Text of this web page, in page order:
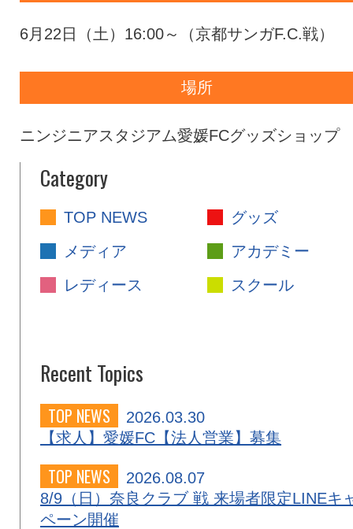
6月22日（土）16:00～（京都サンガF.C.戦）
場所
ニンジニアスタジアム愛媛FCグッズショップ
Category
TOP NEWS
グッズ
メディア
アカデミー
レディース
スクール
Recent Topics
TOP NEWS
2026.03.30
【求人】愛媛FC【法人営業】募集
TOP NEWS
2026.08.07
8/9（日）奈良クラブ 戦 来場者限定LINEキ
ペーン開催